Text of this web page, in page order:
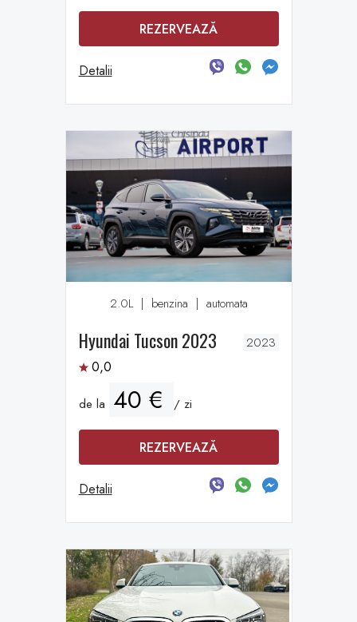
REZERVEAZĂ
Detalii
2.0L | benzina | automata
Hyundai Tucson 2023 2023
0,0
de la 40 € / zi
REZERVEAZĂ
Detalii